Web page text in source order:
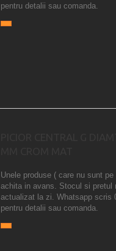
pentru detalii sau comanda.
Unele produse ( care nu sunt
achita in avans. Stocul si pretul
actualizat la zi. Whatsapp scris
pentru detalii sau comanda.